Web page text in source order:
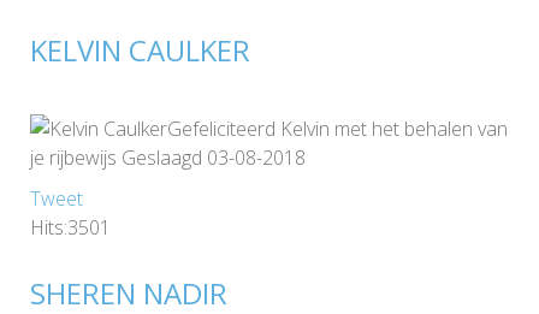
KELVIN CAULKER
Gefeliciteerd Kelvin met het behalen van
je rijbewijs Geslaagd 03-08-2018
Tweet
Hits:3501
SHEREN NADIR